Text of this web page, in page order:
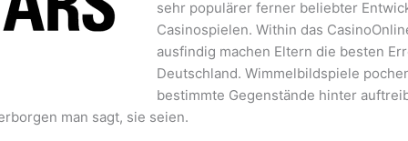
sehr populärer ferner beliebter
Casinospielen. Within das
ausfindig machen Eltern die besten
Deutschland. Wimmelbildspiele
bestimmte Gegenstände hinter
man sagt, sie seien.